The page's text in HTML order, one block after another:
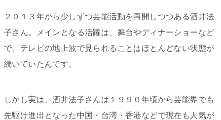
２０１３年から少しずつ芸能活動を再開しつつある酒井法
子さん。メインとなる活躍は、舞台やディナーショーなど
で、テレビの地上波で見られることはほとんどない状態が
続いていたんです。
しかし実は、酒井法子さんは１９９０年頃から芸能界でも
先駆け進出となった中国・台湾・香港などで現在も人気が